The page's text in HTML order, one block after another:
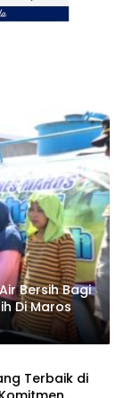
Bersih Bagi
Di Maros
Terbaik di